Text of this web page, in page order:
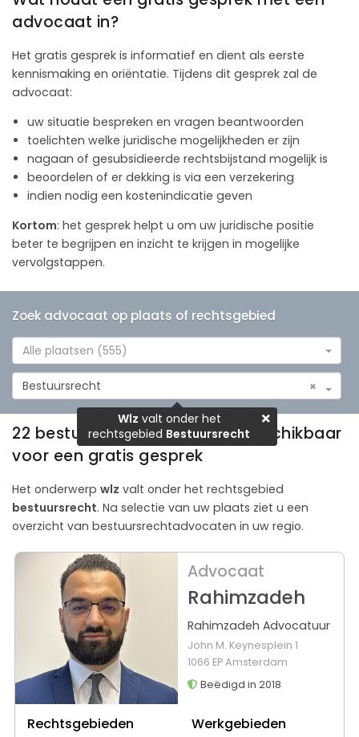
advocaat in?
Het gratis gesprek is informatief en dient als eerste
kennismaking en oriëntatie. Tijdens dit gesprek zal de
advocaat:
uw situatie bespreken en vragen beantwoorden
toelichten welke juridische mogelijkheden er zijn
nagaan of gesubsidieerde rechtsbijstand mogelijk is
beoordelen of er dekking is via een verzekering
indien nodig een kostenindicatie geven
Kortom: het gesprek helpt u om uw juridische positie
beter te begrijpen en inzicht te krijgen in mogelijke
vervolgstappen.
Zoek advocaat op plaats of rechtsgebied
Alle plaatsen (555)
×
Bestuursrecht
Wlz valt onder het
rechtsgebied Bestuursrecht
22 bestuursrechtadvocaten beschikbaar
voor een gratis gesprek
Het onderwerp wlz valt onder het rechtsgebied
bestuursrecht. Na selectie van uw plaats ziet u een
overzicht van bestuursrechtadvocaten in uw regio.
Advocaat
Rahimzadeh
Rahimzadeh Advocatuur
John M. Keynesplein 1
1066 EP Amsterdam
Beëdigd in 2018
Rechtsgebieden Werkgebieden